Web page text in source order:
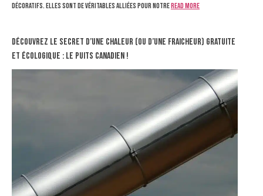
décoratifs. Elles sont de véritables alliées pour notreRead more
Découvrez le secret d’une chaleur (ou d’une fraicheur) gratuite
et écologique : le puits canadien !